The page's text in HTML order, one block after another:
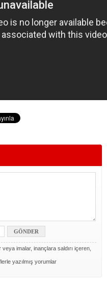
imalar, inançlara saldırı içeren,
yazılmış yorumlar